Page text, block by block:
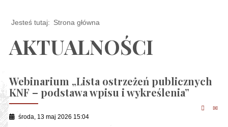
Jesteś tutaj: Strona główna
AKTUALNOŚCI
Webinarium „Lista ostrzeżeń publicznych
KNF – podstawa wpisu i wykreślenia”
środa, 13 maj 2026 15:04